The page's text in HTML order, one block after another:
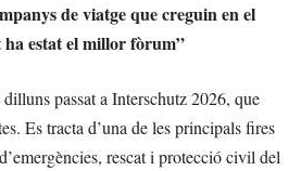
de viatge que creguin en el
estat el millor fòrum”
passat a Interschutz 2026, que
Es tracta d’una de les principals fires
rescat i protecció civil del